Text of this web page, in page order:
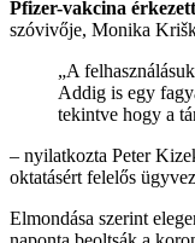
Pfizer-vakcina érkezett
szóvivője, Monika
„A
Addig is egy
tekintve hogy a
– nyilatkozta Peter
oktatásért felelős
Elmondása szerint